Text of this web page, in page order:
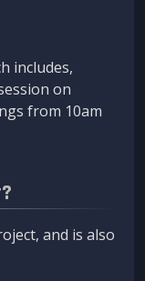
includes,
on
from 10am
and is also